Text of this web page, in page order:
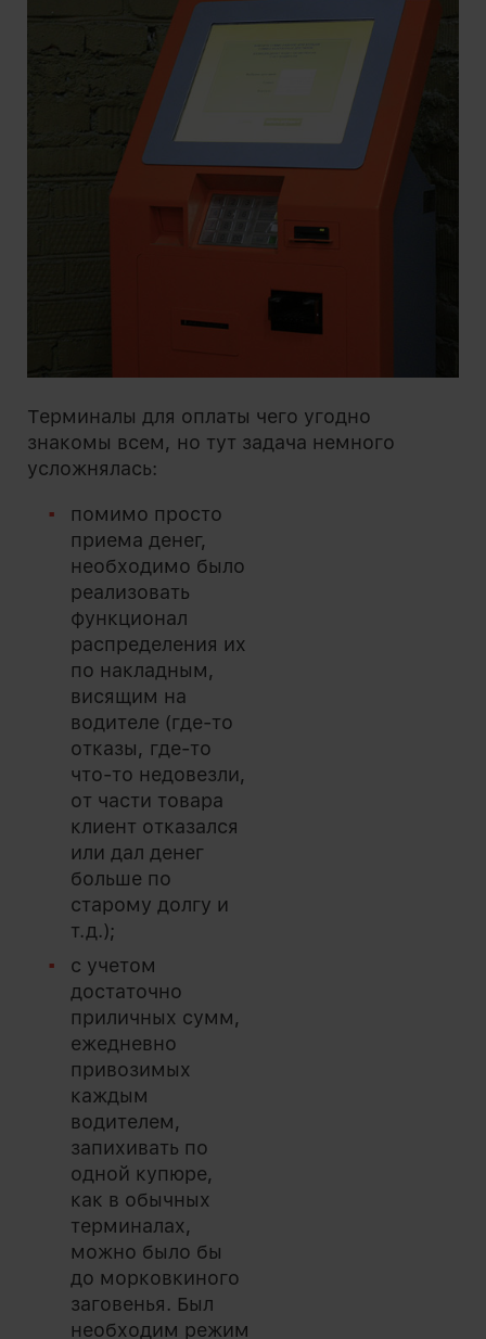
Терминалы для оплаты чего угодно
знакомы всем, но тут задача немного
усложнялась:
помимо просто
приема денег,
необходимо было
реализовать
функционал
распределения их
по накладным,
висящим на
водителе (где-то
отказы, где-то
что-то недовезли,
от части товара
клиент отказался
или дал денег
больше по
старому долгу и
т.д.);
с учетом
достаточно
приличных сумм,
ежедневно
привозимых
каждым
водителем,
запихивать по
одной купюре,
как в обычных
терминалах,
можно было бы
до морковкиного
заговенья. Был
необходим режим